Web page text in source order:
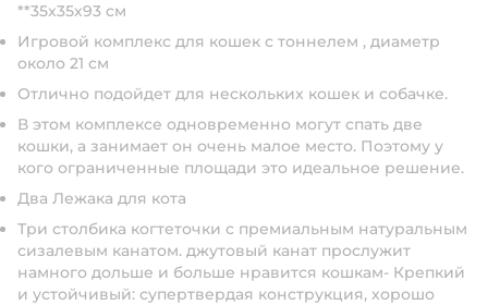
**35x35х93 см
Игровой комплекс для кошек с тоннелем , диаметр
около 21 см
Отлично подойдет для нескольких кошек и собачке.
В этом комплексе одновременно могут спать две
кошки, а занимает он очень малое место. Поэтому у
кого ограниченные площади это идеальное решение.
Два Лежака для кота
Три столбика когтеточки с премиальным натуральным
сизалевым канатом. джутовый канат прослужит
намного дольше и больше нравится кошкам- Крепкий
и устойчивый: супертвердая конструкция, хорошо